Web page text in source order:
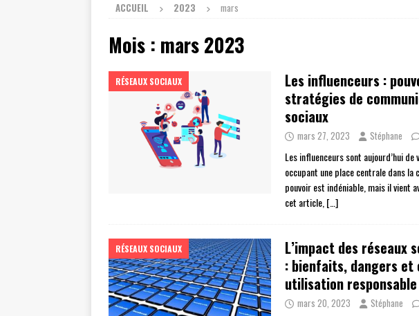
ACCUEIL 2023 mars
Mois : mars 2023
RÉSEAUX SOCIAUX
Les influenceurs :
stratégies de
sociaux
mars 27, 2023 Stéphane
Les influenceurs sont aujourd’hui
occupant une place centrale dans
pouvoir est indéniable, mais il vient
cet article, […]
RÉSEAUX SOCIAUX
L’impact des réseaux
: bienfaits, dangers et
utilisation responsable
mars 20, 2023 Stéphane